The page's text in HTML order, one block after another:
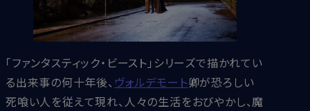
「ファンタスティック・ビースト」シリーズで描かれてい
る出来事の何十年後、 ヴォルデモート卿が恐ろしい
死喰い人を従えて現れ、人々の生活をおびやかし、魔